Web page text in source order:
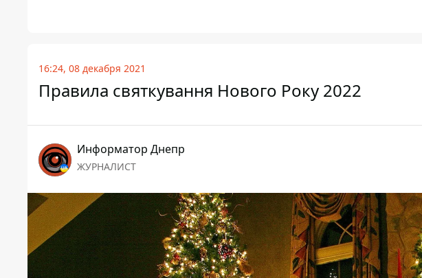
16:24, 08 декабря 2021
Правила святкування Нового Року 2022
Информатор Днепр
ЖУРНАЛИСТ